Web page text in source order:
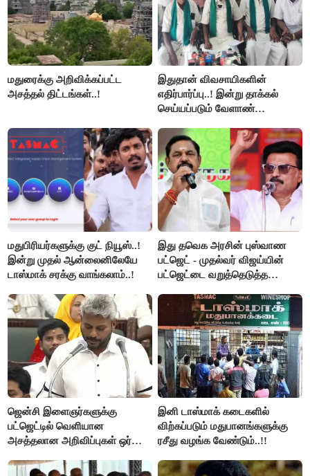
மதுரைக்கு அறிவிக்கப்பட்ட
அசத்தல் திட்டங்கள்..!
இதுதான் விவசாயிகளின்
எதிர்பார்ப்பு..! இன்று தாக்கல்
செய்யப்படும் வேளாண்
கோரிக்கை!
மதுபிரியர்களுக்கு குட் நியூஸ்..!
இன்று முதல் ஆன்லைனிலேயே
டாஸ்மாக் சரக்கு வாங்கலாம்..!
இது தவெக அரசின் புஸ்வாண
பட்ஜெட் - முதல்வர் விஜய்யின்
பட்ஜெட்டை வறுத்தெடுத்த
ஜென்சி இளைஞர்களுக்கு
பட்ஜெட்டில் வெளியான
அசத்தலான அறிவிப்புகள் ஒர்
இனி டாஸ்மாக் கடைகளில்
விற்கப்படும் மதுபானங்களுக்கு
ரசீது வழங்க வேண்டும்..!!